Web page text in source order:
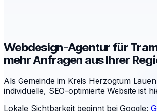
Webdesign-Agentur für
mehr Anfragen aus Ihrer
Als Gemeinde im Kreis Herzogtum
individuelle, SEO-optimierte Website ist
Lokale Sichtbarkeit beginnt bei Google: